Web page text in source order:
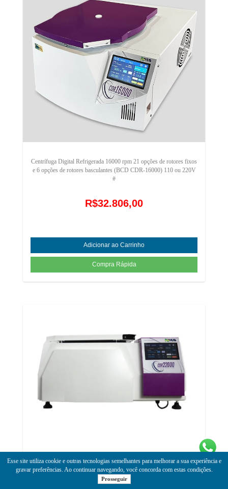
Esse site utiliza cookie e outras tecnologias semelhantes para melhorar a sua experiência e
gravar preferências. Ao continuar navegando, você concorda com estas condições.
Prosseguir
Centrífuga Digital Refrigerada 16000 rpm 21 opções de rotores fixos
e 6 opções de rotores basculantes (BCD CDR-16000) 110 ou 220V
#
R$32.806,00
Centrífuga Digital Refrigerada 22000 rpm 21 opções de rotores fixos
e 6 opções de rotores basculantes (BCD CDR-22000) 110 ou 220V
#